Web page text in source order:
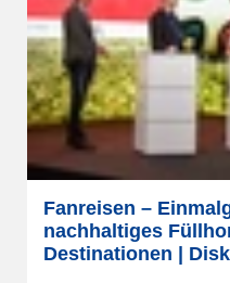
Fanreisen –
nachhaltiges
Destinationen |